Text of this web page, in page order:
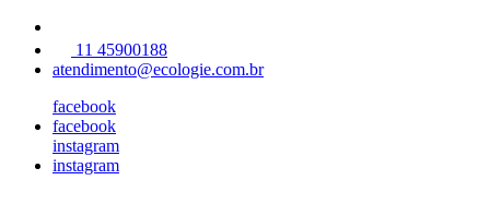
11 45900188
atendimento@ecologie.com.br
facebook
facebook
instagram
instagram